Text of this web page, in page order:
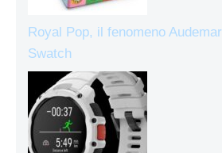
Royal Pop, il fenomeno
Swatch